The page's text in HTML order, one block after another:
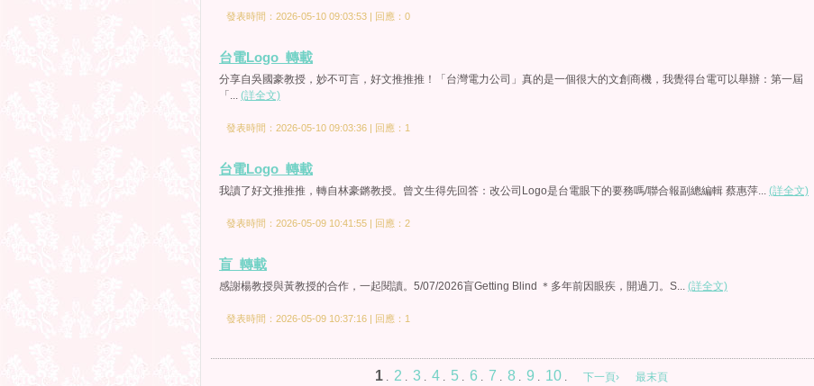
發表時間：2026-05-10 09:03:53 | 回應：0
台電Logo_轉載
分享自吳國豪教授，妙不可言，好文推推推！「台灣電力公司」真的是一個很大的文創商機，我覺得台電可以舉辦：第一屆
「... (詳全文)
發表時間：2026-05-10 09:03:36 | 回應：1
台電Logo_轉載
我讀了好文推推推，轉自林豪鏘教授。曾文生得先回答：改公司Logo是台電眼下的要務嗎​/聯合報副總編輯 蔡惠萍​... (詳全文)
發表時間：2026-05-09 10:41:55 | 回應：2
盲_轉載
感謝楊教授與黃教授的合作，一起閱讀。5/07/2026盲Getting Blind ＊多年前因眼疾，開過刀。S... (詳全文)
發表時間：2026-05-09 10:37:16 | 回應：1
1 . 2 . 3 . 4 . 5 . 6 . 7 . 8 . 9 . 10 . 下一頁›
最末頁